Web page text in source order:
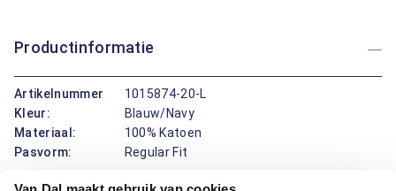
Productinformatie
Artikelnummer
1015874-20-L
Kleur:
Blauw/Navy
Materiaal:
100% Katoen
Pasvorm:
Regular Fit